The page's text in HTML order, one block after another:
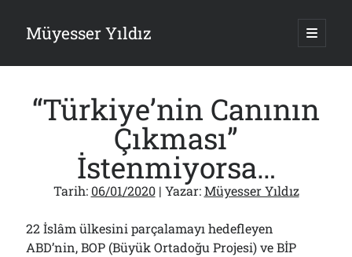
Müyesser Yıldız ana
Yan
Menü
Son Yazılar
Gazi’den Milletvekillerine Kurşun Gibi Sözler!..
Türkiye 2.0’a Gidiş!..
05/08/2026
“Türkiye’nin Canının
Çıkması”
İstenmiyorsa…
Tarih: 06/01/2020| Yazar:Müyesser Yıldız
22 İslâm ülkesini parçalamayı hedefleyen
ABD’nin, BOP (Büyük Ortadoğu Projesi) ve BİP